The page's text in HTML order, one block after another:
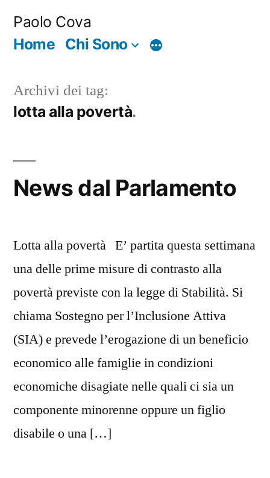
Paolo Cova
Home Chi Sono
Di
Archivi dei tag:
lotta alla povertà
News dal Parlamento
Lotta alla povertà E’ partita questa settimana
una delle prime misure di contrasto alla
povertà previste con la legge di Stabilità. Si
chiama Sostegno per l’Inclusione Attiva
(SIA) e prevede l’erogazione di un beneficio
economico alle famiglie in condizioni
economiche disagiate nelle quali ci sia un
componente minorenne oppure un figlio
disabile o una […]